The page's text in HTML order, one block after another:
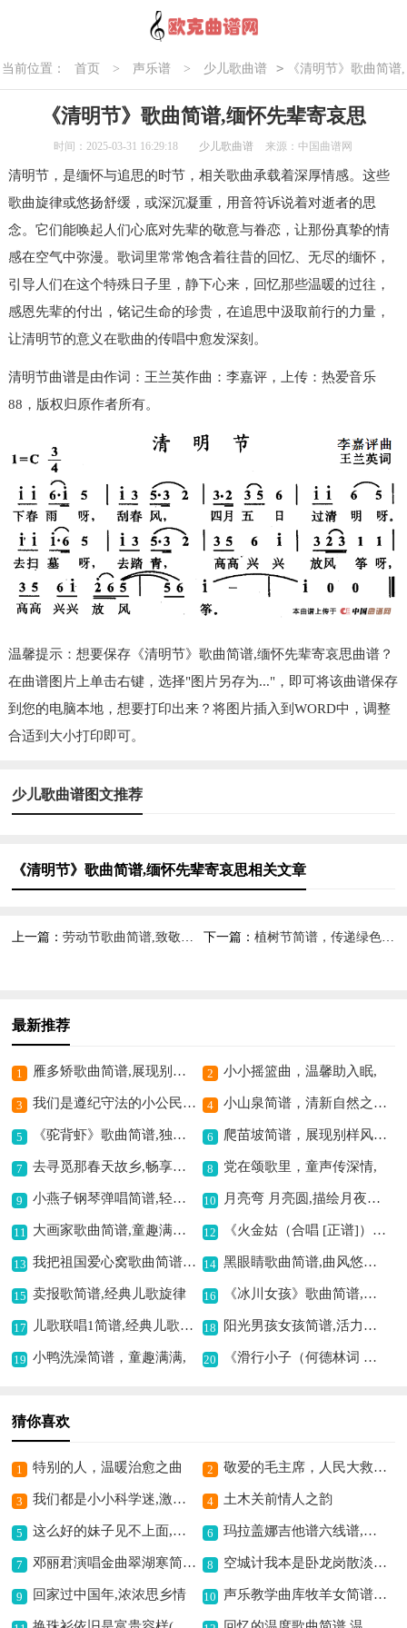
当前位置： 首页 > 声乐谱 > 少儿歌曲谱 > 《清明节》歌曲简谱,
《清明节》歌曲简谱,缅怀先辈寄哀思
时间：2025-03-31 16:29:18 少儿歌曲谱 来源：中国曲谱网
清明节，是缅怀与追思的时节，相关歌曲承载着深厚情感。这些
歌曲旋律或悠扬舒缓，或深沉凝重，用音符诉说着对逝者的思
念。它们能唤起人们心底对先辈的敬意与眷恋，让那份真挚的情
感在空气中弥漫。歌词里常常饱含着往昔的回忆、无尽的缅怀，
引导人们在这个特殊日子里，静下心来，回忆那些温暖的过往，
感恩先辈的付出，铭记生命的珍贵，在追思中汲取前行的力量，
让清明节的意义在歌曲的传唱中愈发深刻。
清明节曲谱是由作词：王兰英作曲：李嘉评，上传：热爱音乐
88，版权归原作者所有。
温馨提示：想要保存《清明节》歌曲简谱,缅怀先辈寄哀思曲谱？
在曲谱图片上单击右键，选择"图片另存为..."，即可将该曲谱保存
到您的电脑本地，想要打印出来？将图片插入到WORD中，调整
合适到大小打印即可。
少儿歌曲谱图文推荐
《清明节》歌曲简谱,缅怀先辈寄哀思相关文章
上一篇：劳动节歌曲简谱,致敬劳动者之歌 下一篇： 植树节简谱，传递绿色希望
最新推荐
1 雁多矫歌曲简谱,展现别样意境 2 小小摇篮曲，温馨助入眠,
3 我们是遵纪守法的小公民简谱,传递守法正能量 4 小山泉简谱，清新自然之曲,
5 《驼背虾》歌曲简谱,独特的海洋旋律 6 爬苗坡简谱，展现别样风情,
7 去寻觅那春天故乡,畅享美好思乡情 8 党在颂歌里，童声传深情,
9 小燕子钢琴弹唱简谱,轻快活泼的旋律 10 月亮弯 月亮圆,描绘月夜美好意境
11 大画家歌曲简谱,童趣满满的旋律 12 《火金姑（合唱 [正谱]）》歌曲简谱,展现别样合唱魅力
13 我把祖国爱心窝歌曲简谱,唱出对祖国的深情 14 黑眼睛歌曲简谱,曲风悠扬动人
15 卖报歌简谱,经典儿歌旋律 16 《冰川女孩》歌曲简谱,展现别样冷艳风情
17 儿歌联唱1简谱,经典儿歌联唱 18 阳光男孩女孩简谱,活力满满的合唱
19 小鸭洗澡简谱，童趣满满, 20 《滑行小子（何德林词 李学鹏曲）》歌曲简谱,展现别样音乐风采
猜你喜欢
1 特别的人，温暖治愈之曲 2 敬爱的毛主席，人民大救星简谱,经典红歌永流传
3 我们都是小小科学迷,激发探索科学热情 4 土木关前情人之韵
5 这么好的妹子见不上面,唱出无奈的情感 6 玛拉盖娜吉他谱六线谱,热情奔放之旋律
7 邓丽君演唱金曲翠湖寒简谱, 怀旧柔情尽显 8 空城计我本是卧龙岗散淡的人(京剧空城计选段,琴谱)简谱京剧,展现诸葛从容气度
9 回家过中国年,浓浓思乡情 10 声乐教学曲库牧羊女简谱,展现别样音乐风情